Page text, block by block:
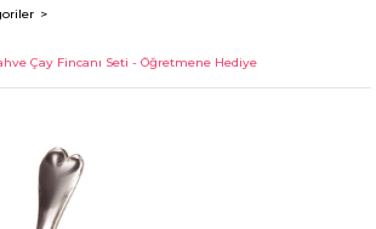
Çay Fincanı Seti - Öğretmene Hediye